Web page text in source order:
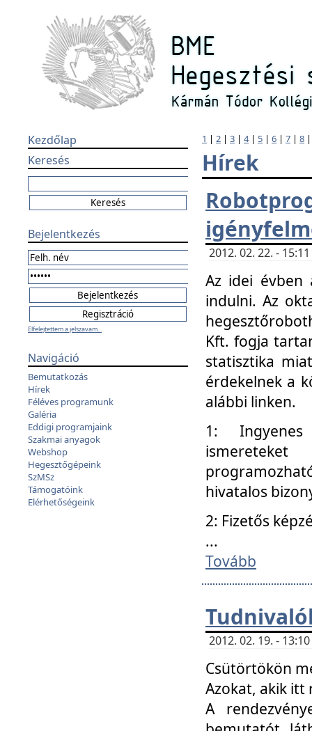
Kezdőlap
Keresés
Bejelentkezés
Elfelejtettem a jelszavam...
Navigáció
Bemutatkozás
Hírek
Féléves programunk
Galéria
Eddigi programjaink
Szakmai anyagok
Webshop
Hegesztőgépeink
SzMSz
Támogatóink
Elérhetőségeink
1 | 2 | 3 | 4| 5 | 6 | 7 | 8
Hírek
2012. 02. 22. -
Az idei évben
indulni. Az
Kft. fogja
statisztika
érdekelnek a
alábbi linken.
1: Ingyenes
hivatalos
2: Fizetős
...
Tovább
2012. 02. 19. -
Csütörtökön
Azokat, akik itt
A